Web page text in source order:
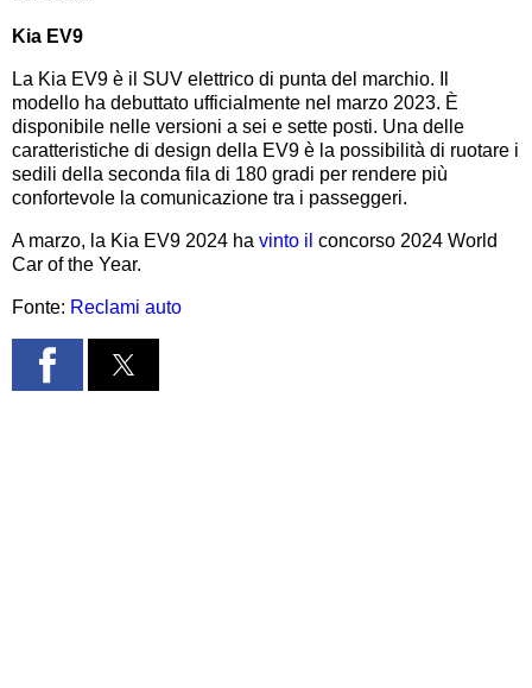
Kia EV9
La Kia EV9 è il SUV elettrico di punta del marchio. Il
modello ha debuttato ufficialmente nel marzo 2023. È
disponibile nelle versioni a sei e sette posti. Una delle
caratteristiche di design della EV9 è la possibilità di ruotare i
sedili della seconda fila di 180 gradi per rendere più
confortevole la comunicazione tra i passeggeri.
A marzo, la Kia EV9 2024 ha vinto il concorso 2024 World
Car of the Year.
Fonte: Reclami auto